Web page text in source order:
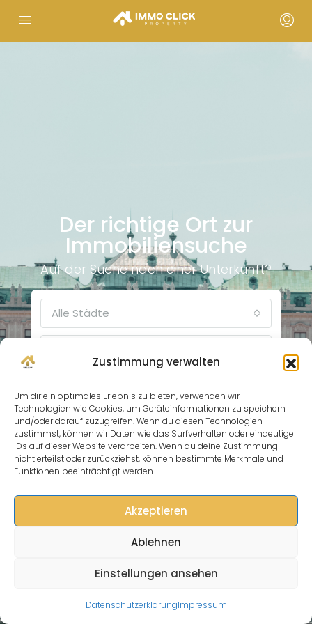
Zustimmung verwalten
Um dir ein optimales Erlebnis zu bieten, verwenden wir
Technologien wie Cookies, um Geräteinformationen zu speichern
und/oder darauf zuzugreifen. Wenn du diesen Technologien
zustimmst, können wir Daten wie das Surfverhalten oder eindeutige
IDs auf dieser Website verarbeiten. Wenn du deine Zustimmung
nicht erteilst oder zurückziehst, können bestimmte Merkmale und
Funktionen beeinträchtigt werden.
Akzeptieren
Ablehnen
Einstellungen ansehen
DatenschutzerklärungImpressum
Der richtige Ort zur
Immobiliensuche
Auf der Suche nach einer Unterkunft?
Alle Städte
Rufen sie uns an +436763707038